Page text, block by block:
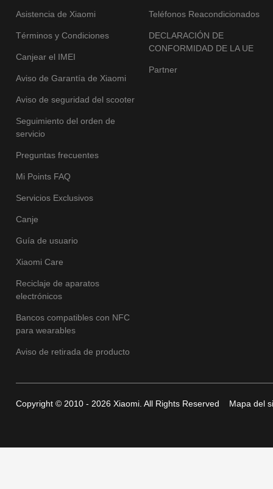
Asistencia de Xiaomi
Términos y Condiciones
Canjear el IMEI
Aviso de Garantía de Xiaomi
Aviso de seguridad del scooter
Seguimiento del orden de
servicio
Preguntas frecuentes
Mi Points FAQ
Servicios Exclusivos
Canje
Guía de usuario
Xiaomi Care
Reciclaje de aparatos
electrónicos
Bancos compatibles con NFC
para wearables
Aviso de retirada de producto
Teléfonos Reacondicionados
DECLARACIÓN DE
CONFORMIDAD DE LA UE
Partner
Copyright © 2010 - 2026 Xiaomi. All Rights Reserved Mapa del